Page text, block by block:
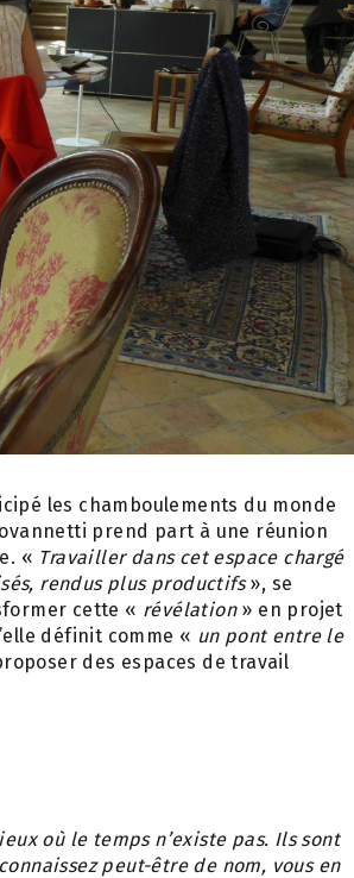
les chamboulements du monde
prend part à une réunion
« Travailler dans cet espace chargé
rendus plus productifs», se
cette « révélation» en projet
définit comme « un pont entre le
des espaces de travail
où le temps n’existe pas. Ils sont
peut-être de nom, vous en